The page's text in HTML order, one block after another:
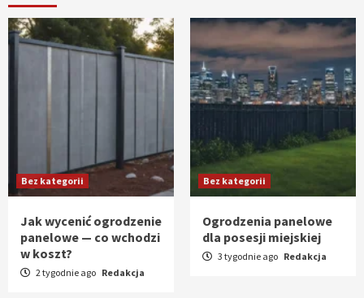
Bez kategorii
Jak wycenić ogrodzenie
panelowe — co wchodzi
w koszt?
2 tygodnie ago Redakcja
Bez kategorii
Ogrodzenia panelowe
dla posesji miejskiej
3 tygodnie ago Redakcja